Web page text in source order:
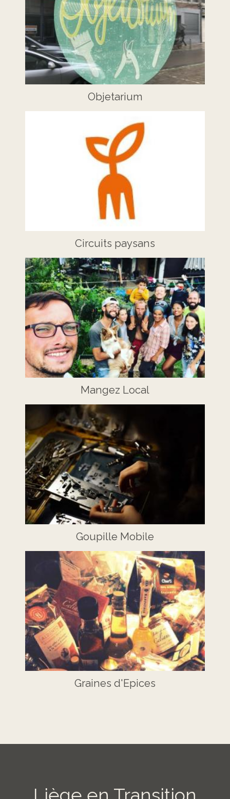
Objetarium
Circuits paysans
Mangez Local
Goupille Mobile
Graines d'Epices